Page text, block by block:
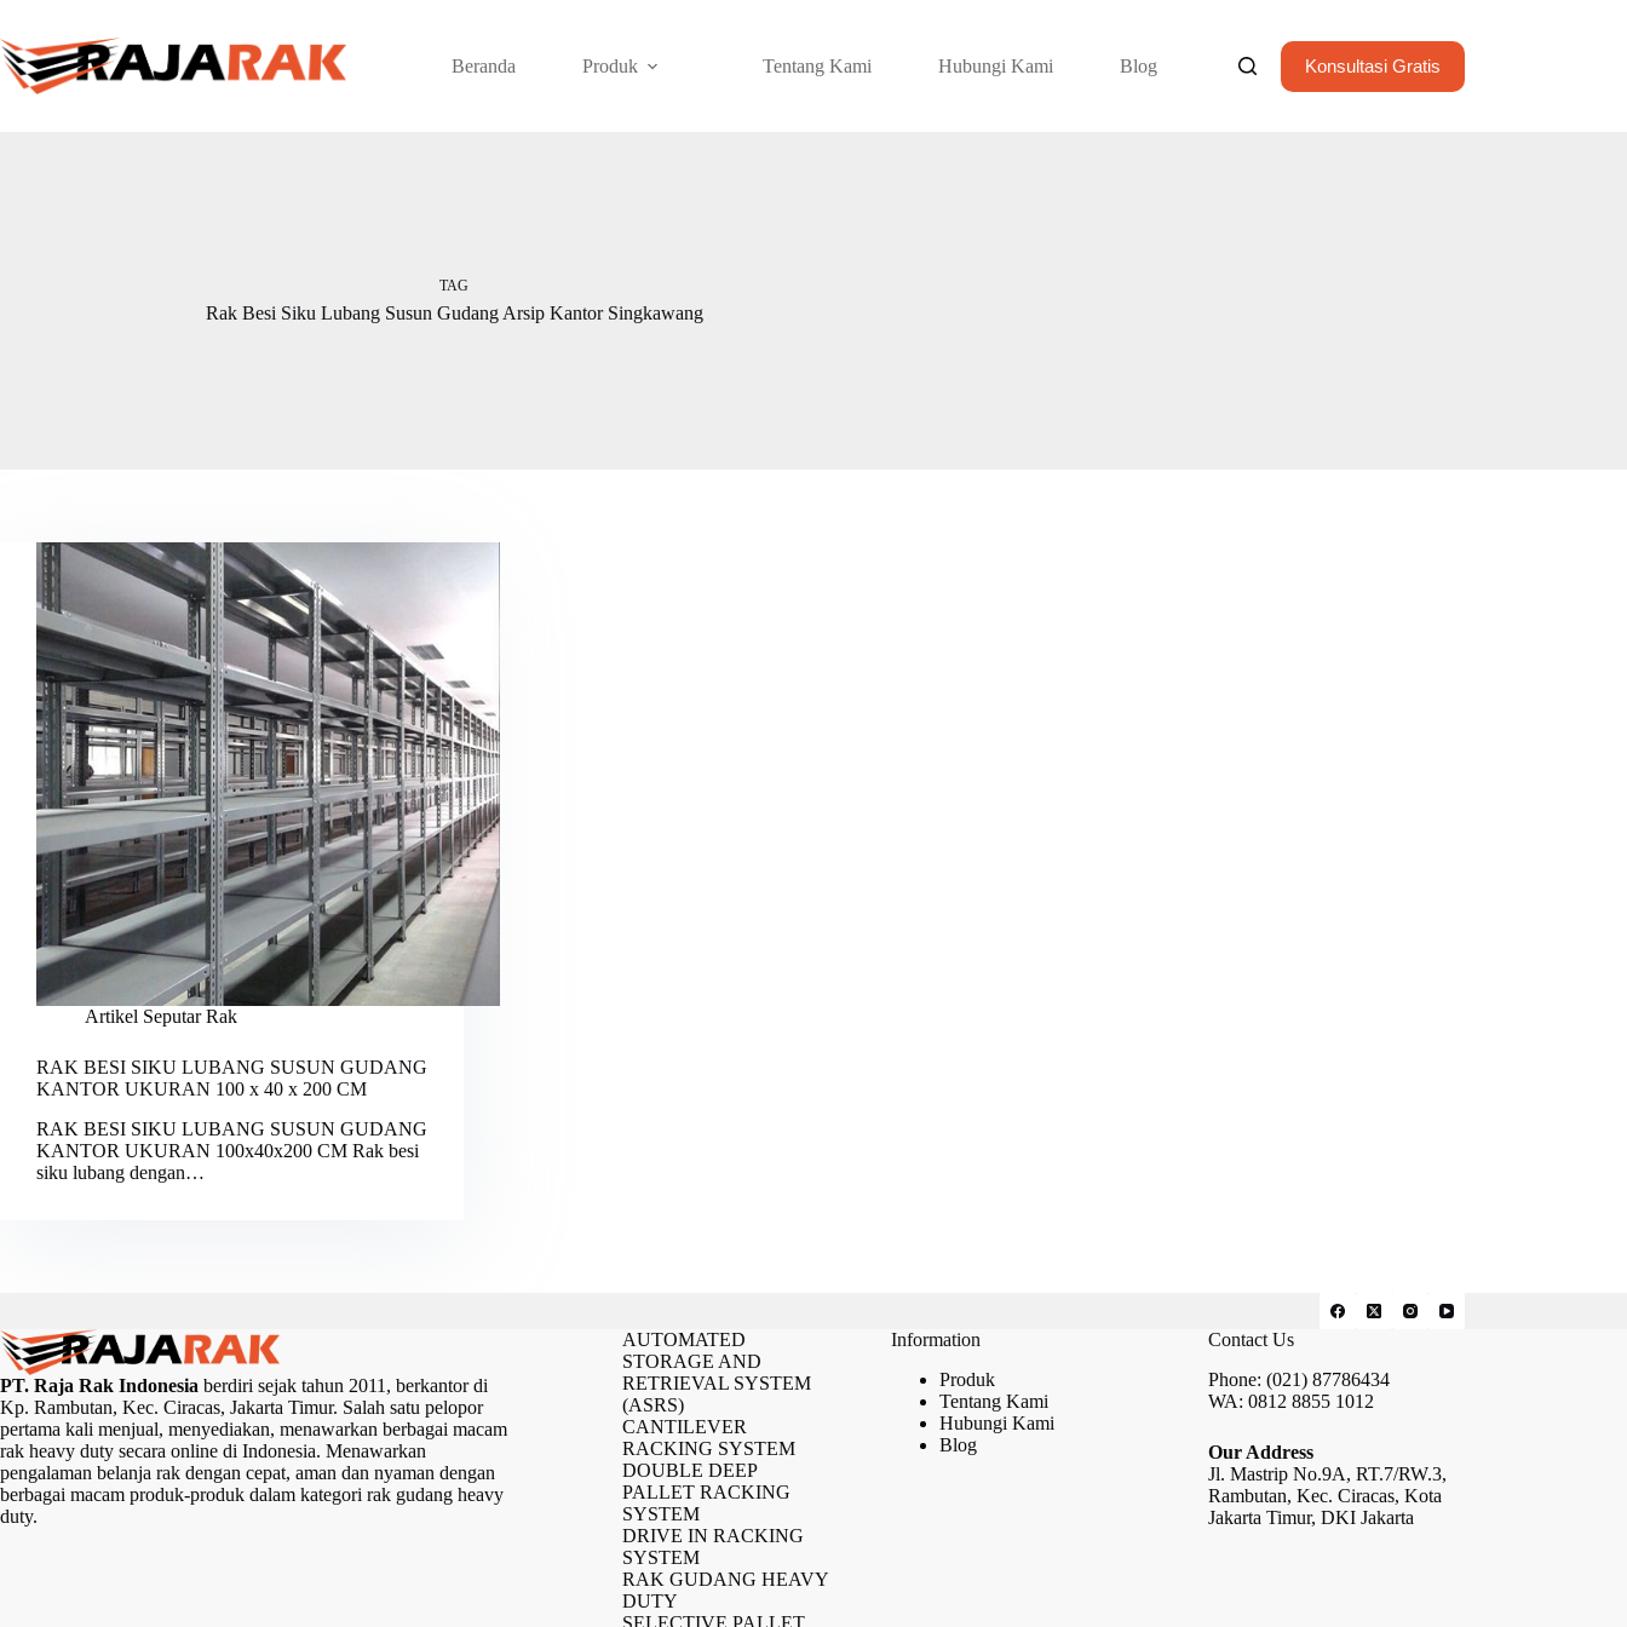
content
Beranda Produk Tentang Kami Hubungi Kami Blog Konsultasi Gratis
TAG
Rak Besi Siku Lubang Susun Gudang Arsip Kantor Singkawang
Artikel Seputar Rak
RAK BESI SIKU LUBANG SUSUN GUDANG
KANTOR UKURAN 100 x 40 x 200 CM
RAK BESI SIKU LUBANG SUSUN GUDANG
KANTOR UKURAN 100x40x200 CM Rak besi
siku lubang dengan…
PT. Raja Rak Indonesia berdiri sejak tahun 2011, berkantor di
Kp. Rambutan, Kec. Ciracas, Jakarta Timur. Salah satu pelopor
pertama kali menjual, menyediakan, menawarkan berbagai macam
rak heavy duty secara online di Indonesia. Menawarkan
pengalaman belanja rak dengan cepat, aman dan nyaman dengan
berbagai macam produk-produk dalam kategori rak gudang heavy
duty.
AUTOMATED
STORAGE AND
RETRIEVAL SYSTEM
(ASRS)
CANTILEVER
RACKING SYSTEM
DOUBLE DEEP
PALLET RACKING
SYSTEM
DRIVE IN RACKING
SYSTEM
RAK GUDANG HEAVY
DUTY
SELECTIVE PALLET
Information
Produk
Tentang Kami
Hubungi Kami
Blog
Contact Us
Phone: (021) 87786434
WA: 0812 8855 1012
Our Address
Jl. Mastrip No.9A, RT.7/RW.3,
Rambutan, Kec. Ciracas, Kota
Jakarta Timur, DKI Jakarta